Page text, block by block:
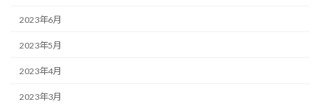
2023年6月
2023年5月
2023年4月
2023年3月